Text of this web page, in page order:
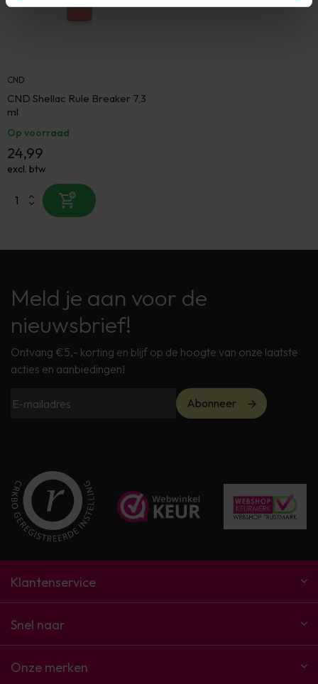
CND
CND Shellac Rule Breaker 7,3
ml
Op voorraad
24,99
excl. btw
Meld je aan voor de
nieuwsbrief!
Ontvang €5,- korting en blijf op de hoogte van onze laatste
acties en aanbiedingen!
Abonneer
Klantenservice
Snel naar
Onze merken